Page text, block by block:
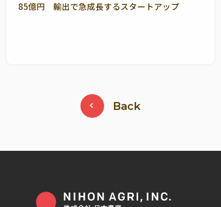
85億円 輸出で急成長するスタートアップ
Back